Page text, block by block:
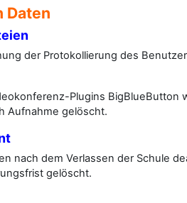
Daten
der Protokollierung des
Plugins BigBlueButton
Aufnahme gelöscht.
nach dem Verlassen der Schule
gelöscht.